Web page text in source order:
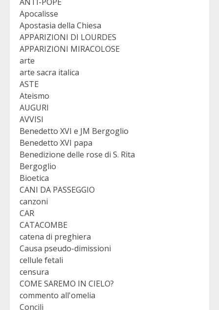
Apocalisse
Apostasia della Chiesa
APPARIZIONI DI LOURDES
APPARIZIONI MIRACOLOSE
arte
arte sacra italica
ASTE
Ateismo
AUGURI
AVVISI
Benedetto XVI e JM Bergoglio
Benedetto XVI papa
Benedizione delle rose di S. Rita
Bergoglio
Bioetica
CANI DA PASSEGGIO
canzoni
CAR
CATACOMBE
catena di preghiera
Causa pseudo-dimissioni
cellule fetali
censura
COME SAREMO IN CIELO?
commento all'omelia
Concili